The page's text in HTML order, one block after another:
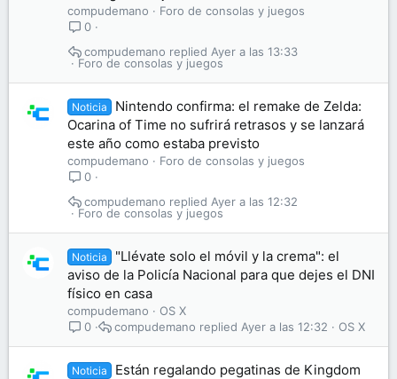
compudemano
Foro de consolas y juegos
0
Foro de consolas y juegos
Ayer a las 13:33
compudemano
Noticia
Nintendo confirma: el remake de Zelda:
Ocarina of Time no sufrirá retrasos y se lanzará
este año como estaba previsto
compudemano
Foro de consolas y juegos
0
Foro de consolas y juegos
Ayer a las 12:32
compudemano
Noticia
"Llévate solo el móvil y la crema": el
aviso de la Policía Nacional para que dejes el DNI
físico en casa
compudemano
OS X
0
OS X
Ayer a las 12:32
compudemano
Noticia
Están regalando pegatinas de Kingdom